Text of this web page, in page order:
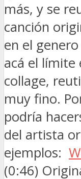
más, y se
canción
en el
acá el límite
collage,
muy fino.
podría
del artista
ejemplos:
(0:46)